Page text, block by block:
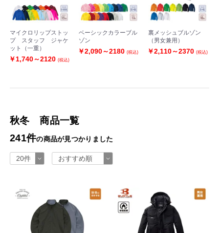
マイクロリップストッ
プ スタッフ ジャケ
ット（一重）
￥1,740～2120 (税込)
ベーシックカラーブル
ゾン
￥2,090～2180(税込)
裏メッシュブルゾン
（男女兼用）
￥2,110～2370 (税込)
秋冬 商品一覧
241件の商品が見つかりました